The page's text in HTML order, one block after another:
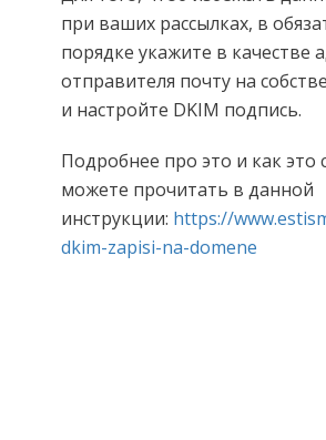
при ваших рассылках, в
порядке укажите в качестве
отправителя почту на
и настройте DKIM подпись.
Подробнее про это и как это
можете прочитать в данной
инструкции: https://
dkim-zapisi-na-domene